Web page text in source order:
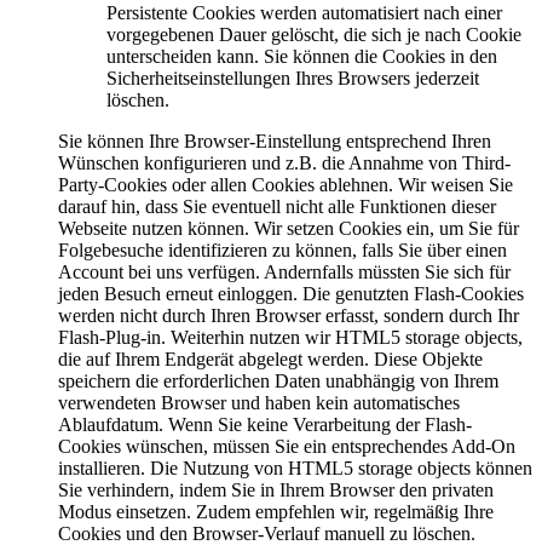
Persistente Cookies werden automatisiert nach einer
vorgegebenen Dauer gelöscht, die sich je nach Cookie
unterscheiden kann. Sie können die Cookies in den
Sicherheitseinstellungen Ihres Browsers jederzeit
löschen.
Sie können Ihre Browser-Einstellung entsprechend Ihren
Wünschen konfigurieren und z.B. die Annahme von Third-
Party-Cookies oder allen Cookies ablehnen. Wir weisen Sie
darauf hin, dass Sie eventuell nicht alle Funktionen dieser
Webseite nutzen können. Wir setzen Cookies ein, um Sie für
Folgebesuche identifizieren zu können, falls Sie über einen
Account bei uns verfügen. Andernfalls müssten Sie sich für
jeden Besuch erneut einloggen. Die genutzten Flash-Cookies
werden nicht durch Ihren Browser erfasst, sondern durch Ihr
Flash-Plug-in. Weiterhin nutzen wir HTML5 storage objects,
die auf Ihrem Endgerät abgelegt werden. Diese Objekte
speichern die erforderlichen Daten unabhängig von Ihrem
verwendeten Browser und haben kein automatisches
Ablaufdatum. Wenn Sie keine Verarbeitung der Flash-
Cookies wünschen, müssen Sie ein entsprechendes Add-On
installieren. Die Nutzung von HTML5 storage objects können
Sie verhindern, indem Sie in Ihrem Browser den privaten
Modus einsetzen. Zudem empfehlen wir, regelmäßig Ihre
Cookies und den Browser-Verlauf manuell zu löschen.